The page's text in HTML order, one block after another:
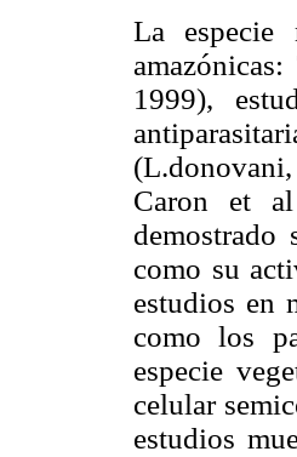
La especie
1999),
Caron et
demostrado
como su
estudios en
como los
especie
celular
estudios